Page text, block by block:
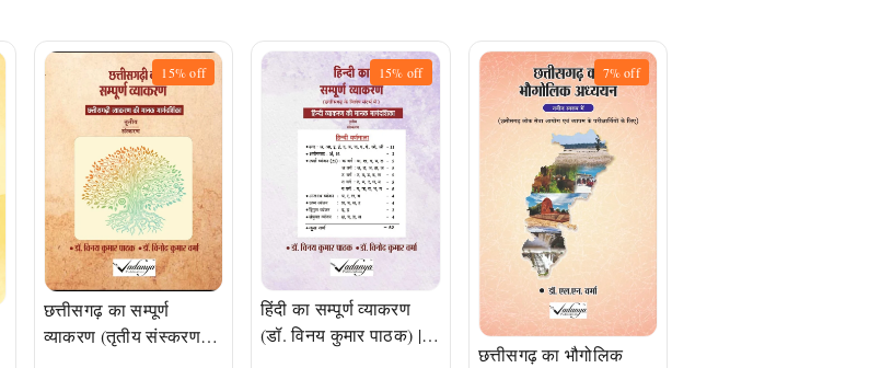
15%off
छत्तीसगढ़ का सम्पूर्ण
व्याकरण (तृतीय संस्करण) |
15% off
हिंदी का सम्पूर्ण व्याकरण
(डॉ. विनय कुमार पाठक) |
7%off
छत्तीसगढ़ का भौगोलिक